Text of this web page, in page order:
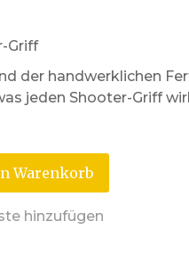
Griff
der handwerklichen
jeden Shooter-Griff
Warenkorb
hinzufügen